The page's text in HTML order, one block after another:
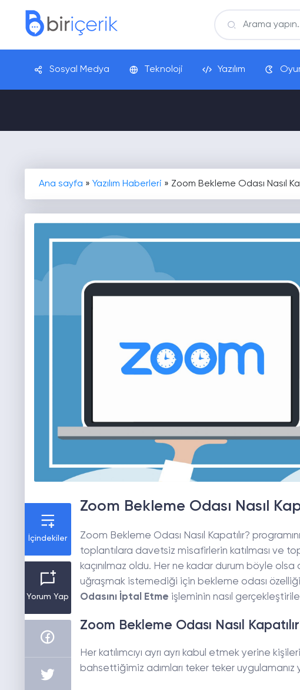
Sosyal Medya Teknoloji Yazılım
Ana sayfa » Yazılım Haberleri » Zoom Bekleme Odası Nasıl
İçindekiler
Yorum Yap
Zoom Bekleme Odası Nasıl
Zoom Bekleme Odası Nasıl Kapatılır?
toplantılara davetsiz misafirlerin katılması ve
kaçınılmaz oldu. Her ne kadar durum böyle
uğraşmak istemediği için bekleme odası
Odasını İptal Etme işleminin nasıl
Zoom Bekleme Odası Nasıl
Her katılımcıyı ayrı ayrı kabul etmek yerine
bahsettiğimiz adımları teker teker uygulamanız